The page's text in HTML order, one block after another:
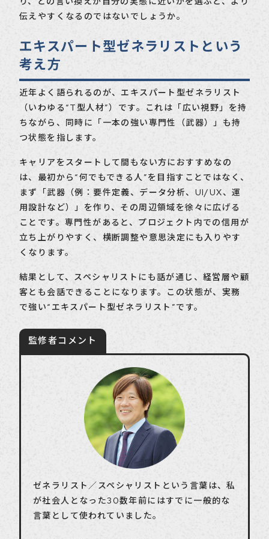
伝えやすくなるのではないでしょうか。
エキスパート型ゼネラリストという
考え方
近年よく語られるのが、エキスパート型ゼネラリスト
（いわゆる“T型人材”）です。これは「広い視野」を持
ちながら、同時に「一本の強い専門性（武器）」も持
つ状態を指します。
キャリアをスタートして間もない方におすすめなの
は、最初から“何でもできる人”を目指すことではなく、
まず「武器（例：要件定義、データ分析、UI/UX、運
用設計など）」を作り、その周辺領域を徐々に広げる
ことです。専門性があると、プロジェクト内での信用が
立ち上がりやすく、横断調整や意思決定にも入りやす
くなります。
結果として、スペシャリストにも話が通じ、経営層や顧
客とも会話できることになります。この状態が、実務
で強い“エキスパート型ゼネラリスト”です。
ゼネラリスト／スペシャリストという言葉は、私
が社会人となった30数年前にはすでに一般的な
言葉として使われていました。